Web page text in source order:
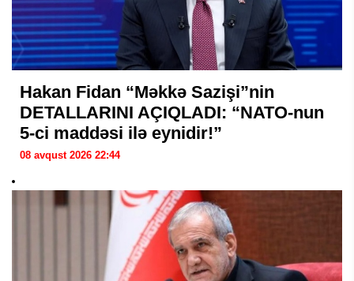
Hakan Fidan “Məkkə Sazişi”nin
DETALLARINI AÇIQLADI: “NATO-nun
5-ci maddəsi ilə eynidir!”
08 avqust 2026 22:44